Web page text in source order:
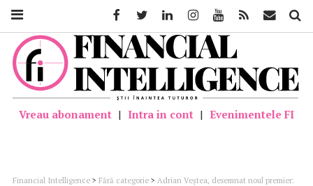
Vreau abonament | Intra in cont | Evenimentele FI
Financial Intelligence > Fără categorie > Adrian Veștea, desemnat noul premier:
FacebookTwitter LinkedinInstagramYoutube Feed Mail